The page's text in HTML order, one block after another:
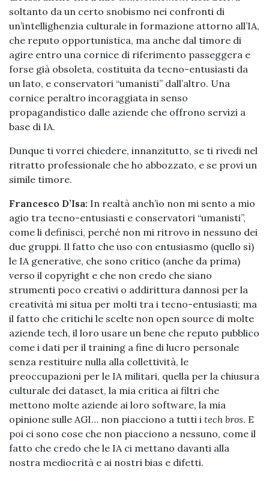
soltanto da un certo snobismo nei confronti di
un’intellighenzia culturale in formazione attorno all’IA,
che reputo opportunistica, ma anche dal timore di
agire entro una cornice di riferimento passeggera e
forse già obsoleta, costituita da tecno-entusiasti da
un lato, e conservatori “umanisti” dall’altro. Una
cornice peraltro incoraggiata in senso
propagandistico dalle aziende che offrono servizi a
base di IA.
Dunque ti vorrei chiedere, innanzitutto, se ti rivedi nel
ritratto professionale che ho abbozzato, e se provi un
simile timore.
Francesco D’Isa: In realtà anch’io non mi sento a mio
agio tra tecno-entusiasti e conservatori “umanisti”,
come li definisci, perché non mi ritrovo in nessuno dei
due gruppi. Il fatto che uso con entusiasmo (quello sì)
le IA generative, che sono critico (anche da prima)
verso il copyright e che non credo che siano
strumenti poco creativi o addirittura dannosi per la
creatività mi situa per molti tra i tecno-entusiasti; ma
il fatto che critichi le scelte non open source di molte
aziende tech, il loro usare un bene che reputo pubblico
come i dati per il training a fine di lucro personale
senza restituire nulla alla collettività, le
preoccupazioni per le IA militari, quella per la chiusura
culturale dei dataset, la mia critica ai filtri che
mettono molte aziende ai loro software, la mia
opinione sulle AGI… non piacciono a tutti i tech bros. E
poi ci sono cose che non piacciono a nessuno, come il
fatto che credo che le IA ci mettano davanti alla
nostra mediocrità e ai nostri bias e difetti.